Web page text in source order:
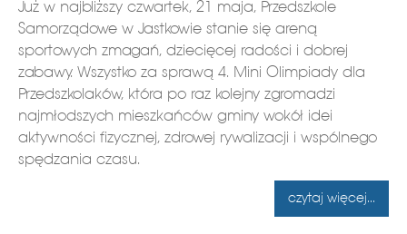
Już w najbliższy czwartek, 21 maja, Przedszkole
Samorządowe w Jastkowie stanie się areną
sportowych zmagań, dziecięcej radości i dobrej
zabawy. Wszystko za sprawą 4. Mini Olimpiady dla
Przedszkolaków, która po raz kolejny zgromadzi
najmłodszych mieszkańców gminy wokół idei
aktywności fizycznej, zdrowej rywalizacji i wspólnego
spędzania czasu.
czytaj więcej...